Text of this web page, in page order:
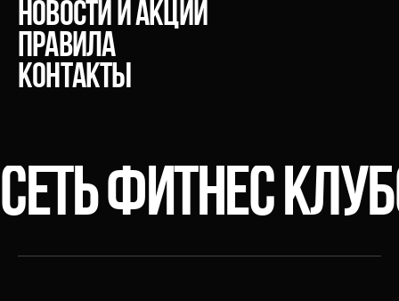
Новости и акции
Правила
Контакты
СЕТЬ ФИТНЕС